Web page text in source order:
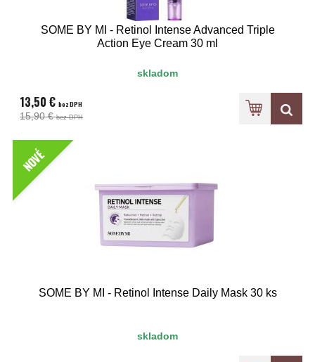
SOME BY MI - Retinol Intense Advanced Triple
Action Eye Cream 30 ml
skladom
13,50 € bez DPH
15,90 €bez DPH
NOVÉ
SOME BY MI - Retinol Intense Daily Mask 30 ks
skladom